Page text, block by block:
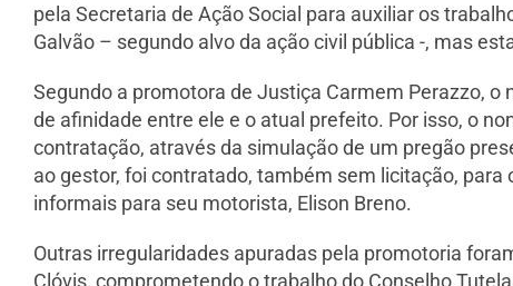
pela Secretaria de Ação Social para auxiliar os
Galvão – segundo alvo da ação civil pública -, mas
Segundo a promotora de Justiça Carmem Perazzo,
de afinidade entre ele e o atual prefeito. Por isso, o
contratação, através da simulação de um pregão
ao gestor, foi contratado, também sem licitação,
informais para seu motorista, Elison Breno.
Outras irregularidades apuradas pela promotoria
Clóvis, comprometendo o trabalho do Conselho